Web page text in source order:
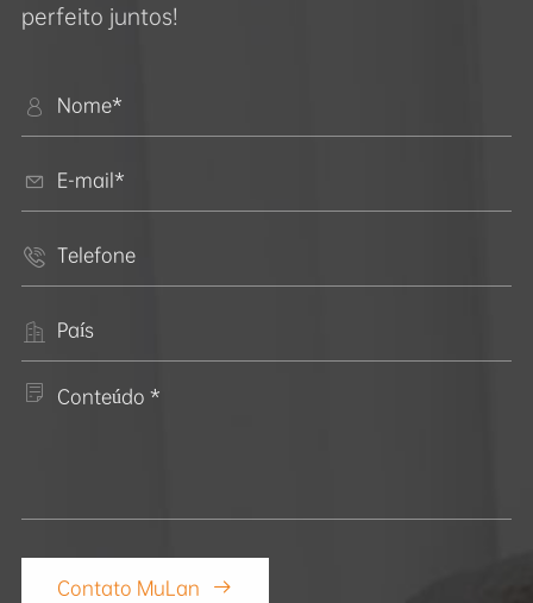
perfeito juntos!





Contato MuLan 